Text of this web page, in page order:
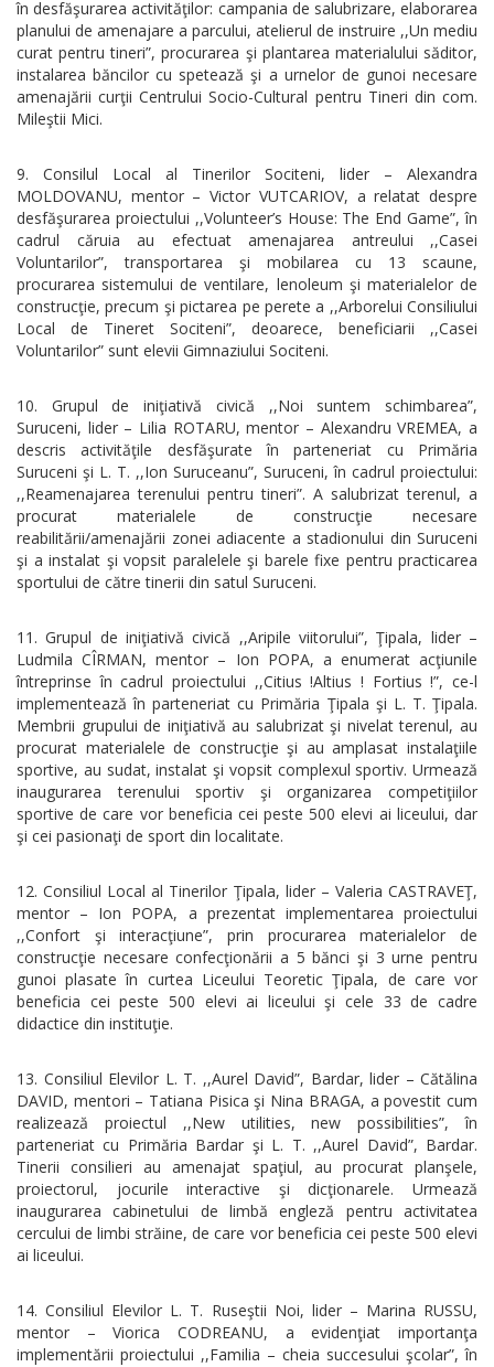
în desfăşurarea activităţilor: campania de salubrizare, elaborarea
planului de amenajare a parcului, atelierul de instruire ,,Un mediu
curat pentru tineri”, procurarea şi plantarea materialului săditor,
instalarea băncilor cu spetează şi a urnelor de gunoi necesare
amenajării curţii Centrului Socio-Cultural pentru Tineri din com.
Mileştii Mici.
Consilul Local al Tinerilor Sociteni, lider – Alexandra
MOLDOVANU, mentor – Victor VUTCARIOV, a relatat despre
desfăşurarea proiectului ,,Volunteer’s House: The End Game”, în
cadrul căruia au efectuat amenajarea antreului ,,Casei
Voluntarilor”, transportarea şi mobilarea cu 13 scaune,
procurarea sistemului de ventilare, lenoleum şi materialelor de
construcţie, precum şi pictarea pe perete a ,,Arborelui Consiliului
Local de Tineret Sociteni”, deoarece, beneficiarii ,,Casei
Voluntarilor” sunt elevii Gimnaziului Sociteni.
Grupul de iniţiativă civică ,,Noi suntem schimbarea”,
Suruceni, lider – Lilia ROTARU, mentor – Alexandru VREMEA, a
descris activităţile desfăşurate în parteneriat cu Primăria
Suruceni şi L. T. ,,Ion Suruceanu”, Suruceni, în cadrul proiectului:
,,Reamenajarea terenului pentru tineri”. A salubrizat terenul, a
procurat materialele de construcţie necesare
reabilitării/amenajării zonei adiacente a stadionului din Suruceni
şi a instalat şi vopsit paralelele şi barele fixe pentru practicarea
sportului de către tinerii din satul Suruceni.
Grupul de iniţiativă civică ,,Aripile viitorului”, Ţipala, lider –
Ludmila CÎRMAN, mentor – Ion POPA, a enumerat acţiunile
întreprinse în cadrul proiectului ,,Citius !Altius ! Fortius !”, ce-l
implementează în parteneriat cu Primăria Ţipala şi L. T. Ţipala.
Membrii grupului de iniţiativă au salubrizat şi nivelat terenul, au
procurat materialele de construcţie şi au amplasat instalaţiile
sportive, au sudat, instalat şi vopsit complexul sportiv. Urmează
inaugurarea terenului sportiv şi organizarea competiţiilor
sportive de care vor beneficia cei peste 500 elevi ai liceului, dar
şi cei pasionaţi de sport din localitate.
Consiliul Local al Tinerilor Ţipala, lider – Valeria CASTRAVEŢ,
mentor – Ion POPA, a prezentat implementarea proiectului
,,Confort şi interacţiune”, prin procurarea materialelor de
construcţie necesare confecţionării a 5 bănci şi 3 urne pentru
gunoi plasate în curtea Liceului Teoretic Ţipala, de care vor
beneficia cei peste 500 elevi ai liceului şi cele 33 de cadre
didactice din instituţie.
Consiliul Elevilor L. T. ,,Aurel David”, Bardar, lider – Cătălina
DAVID, mentori – Tatiana Pisica şi Nina BRAGA, a povestit cum
realizează proiectul ,,New utilities, new possibilities”, în
parteneriat cu Primăria Bardar şi L. T. ,,Aurel David”, Bardar.
Tinerii consilieri au amenajat spaţiul, au procurat planşele,
proiectorul, jocurile interactive şi dicţionarele. Urmează
inaugurarea cabinetului de limbă engleză pentru activitatea
cercului de limbi străine, de care vor beneficia cei peste 500 elevi
ai liceului.
Consiliul Elevilor L. T. Ruseştii Noi, lider – Marina RUSSU,
mentor – Viorica CODREANU, a evidenţiat importanţa
implementării proiectului ,,Familia – cheia succesului şcolar”, în